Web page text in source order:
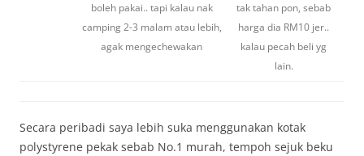
boleh pakai.. tapi kalau nak
camping 2-3 malam atau lebih,
agak mengechewakan
tak tahan pon, sebab
harga dia RM10 jer..
kalau pecah beli yg
lain.
Secara peribadi saya lebih suka menggunakan kotak
polystyrene pekak sebab No.1 murah, tempoh sejuk beku